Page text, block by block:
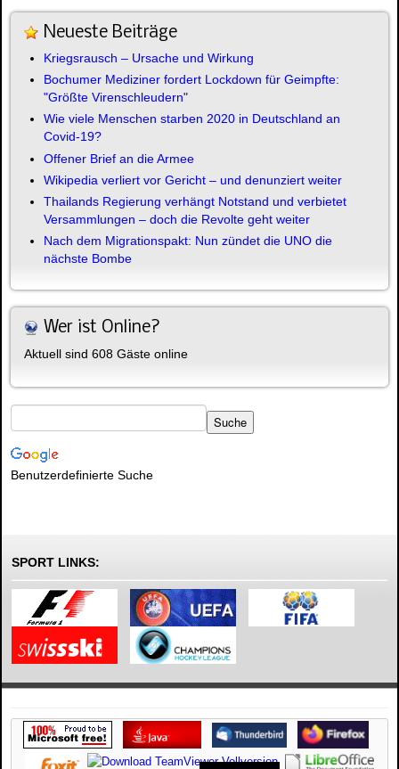
Neueste Beiträge
Kriegsrausch – Ursache und Wirkung
Bochumer Mediziner fordert Lockdown für Geimpfte:
"Größte Virenschleudern"
Wie viele Menschen starben 2020 in Deutschland an
Covid-19?
Offener Brief an die Armee
Wikipedia verliert vor Gericht – und denunziert weiter
Thailands Regierung verhängt Notstand und verbietet
Versammlungen – doch die Revolte geht weiter
Nach dem Migrationspakt: Nun zündet die UNO die
nächste Bombe
Wer ist Online?
Aktuell sind 608 Gäste online
Benutzerdefinierte Suche
SPORT LINKS: